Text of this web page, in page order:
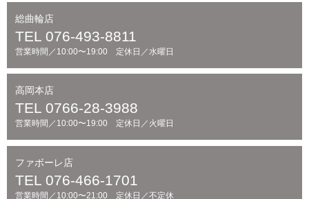
総曲輪店
TEL 076-493-8811
営業時間／10:00〜19:00 定休日／水曜日
高岡本店
TEL 0766-28-3988
営業時間／10:00〜19:00 定休日／火曜日
ファボーレ店
TEL 076-466-1701
営業時間／10:00〜21:00 定休日／不定休